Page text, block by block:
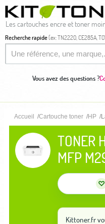
Les cartouches encre et toner
Recherche rapide(ex: TN2220, CE285A,
Vous avez des questions ?
Accueil Cartouche toner HP
TONER
MFP
♡
Kittoner.fr